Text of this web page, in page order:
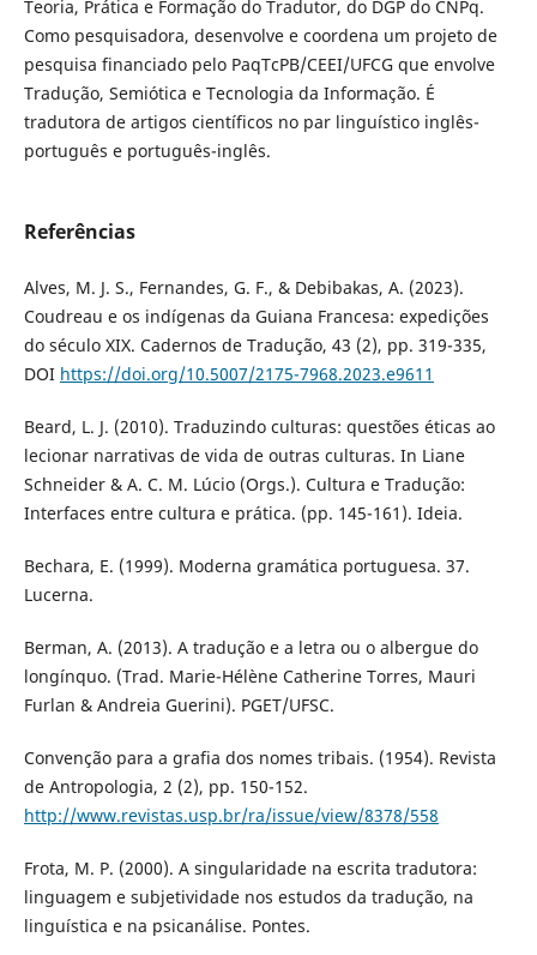
Teoria, Prática e Formação do Tradutor, do DGP do CNPq.
Como pesquisadora, desenvolve e coordena um projeto de
pesquisa financiado pelo PaqTcPB/CEEI/UFCG que envolve
Tradução, Semiótica e Tecnologia da Informação. É
tradutora de artigos científicos no par linguístico inglês-
português e português-inglês.
Referências
Alves, M. J. S., Fernandes, G. F., & Debibakas, A. (2023).
Coudreau e os indígenas da Guiana Francesa: expedições
do século XIX. Cadernos de Tradução, 43 (2), pp. 319-335,
DOI https://doi.org/10.5007/2175-7968.2023.e9611
Beard, L. J. (2010). Traduzindo culturas: questões éticas ao
lecionar narrativas de vida de outras culturas. In Liane
Schneider & A. C. M. Lúcio (Orgs.). Cultura e Tradução:
Interfaces entre cultura e prática. (pp. 145-161). Ideia.
Bechara, E. (1999). Moderna gramática portuguesa. 37.
Lucerna.
Berman, A. (2013). A tradução e a letra ou o albergue do
longínquo. (Trad. Marie-Hélène Catherine Torres, Mauri
Furlan & Andreia Guerini). PGET/UFSC.
Convenção para a grafia dos nomes tribais. (1954). Revista
de Antropologia, 2 (2), pp. 150-152.
http://www.revistas.usp.br/ra/issue/view/8378/558
Frota, M. P. (2000). A singularidade na escrita tradutora:
linguagem e subjetividade nos estudos da tradução, na
linguística e na psicanálise. Pontes.